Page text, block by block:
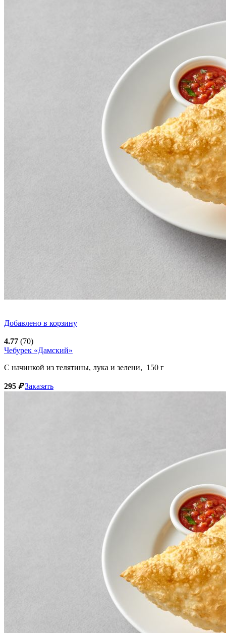
Добавлено в корзину
4.77 (70)
Чебурек «Дамский»
С начинкой из телятины, лука и зелени, 150 г
295 ₽ Заказать